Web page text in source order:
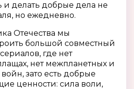
и делать добрые дела не
но ежедневно.
Отечества мы
большой совместный
где нет
нет межпланетных и
зато есть добрые
ценности: сила воли,